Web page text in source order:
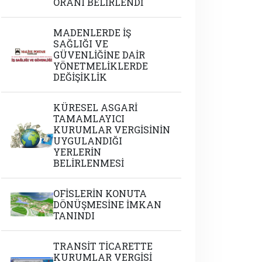
MADENLERDE İŞ
SAĞLIĞI VE
GÜVENLİĞİNE DAİR
YÖNETMELİKLERDE
DEĞİŞİKLİK
KÜRESEL ASGARİ
TAMAMLAYICI
KURUMLAR VERGİSİNİN
UYGULANDIĞI
YERLERİN
BELİRLENMESİ
OFİSLERİN KONUTA
DÖNÜŞMESİNE İMKAN
TANINDI
TRANSİT TİCARETTE
KURUMLAR VERGİSİ